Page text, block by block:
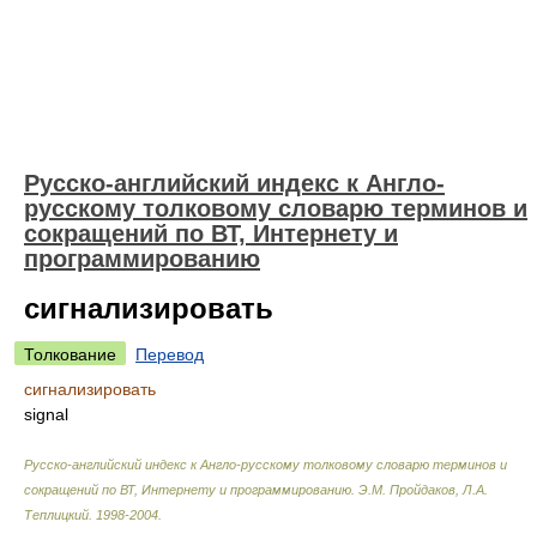
Русско-английский индекс к Англо-
русскому толковому словарю терминов и
сокращений по ВТ, Интернету и
программированию
сигнализировать
Толкование
Перевод
сигнализировать
signal
Русско-английский индекс к Англо-русскому толковому словарю терминов и
сокращений по ВТ, Интернету и программированию Э.М. Пройдаков, Л.А.
Теплицкий 1998-2004